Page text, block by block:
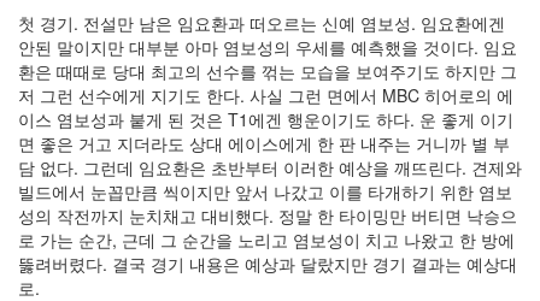
첫 경기. 전설만 남은 임요환과 떠오르는 신예 염보성. 임요환에겐
안된 말이지만 대부분 아마 염보성의 우세를 예측했을 것이다. 임요
환은 때때로 당대 최고의 선수를 꺾는 모습을 보여주기도 하지만 그
저 그런 선수에게 지기도 한다. 사실 그런 면에서 MBC 히어로의 에
이스 염보성과 붙게 된 것은 T1에겐 행운이기도 하다. 운 좋게 이기
면 좋은 거고 지더라도 상대 에이스에게 한 판 내주는 거니까 별 부
담 없다. 그런데 임요환은 초반부터 이러한 예상을 깨뜨린다. 견제와
빌드에서 눈꼽만큼 씩이지만 앞서 나갔고 이를 타개하기 위한 염보
성의 작전까지 눈치채고 대비했다. 정말 한 타이밍만 버티면 낙승으
로 가는 순간, 근데 그 순간을 노리고 염보성이 치고 나왔고 한 방에
뚫려버렸다. 결국 경기 내용은 예상과 달랐지만 경기 결과는 예상대
로.